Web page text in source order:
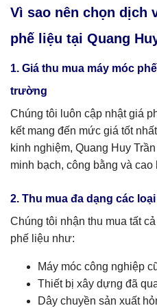
Vì sao nên chọn dịch
phế liệu tại Quang
1. Giá thu mua máy móc
trường
Chúng tôi luôn cập nhật giá
kết mang đến mức giá tốt
kinh nghiệm, Quang Huy
minh bạch, công bằng và
2. Thu mua đa dạng các
Chúng tôi nhận thu mua tất
phế liệu như:
Máy móc công nghiệp
Thiết bị xây dựng đã
Dây chuyền sản xuất